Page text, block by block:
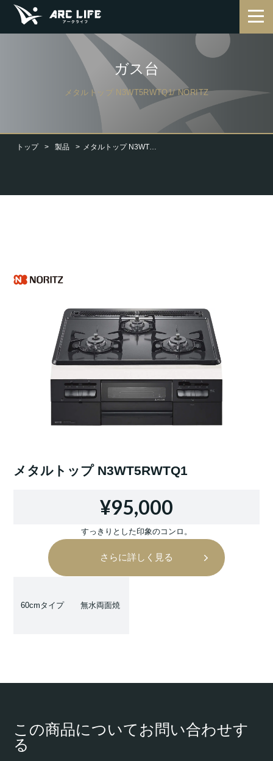
トップ 製品 メタルトップ N3WT5RWTQ1
ガス台
メタルトップ N3WT5RWTQ1/ NORITZ
メタルトップ N3WT5RWTQ1
¥95,000
すっきりとした印象のコンロ。
さらに詳しく見る
60cmタイプ 無水両面焼
この商品についてお問い合わせす
る